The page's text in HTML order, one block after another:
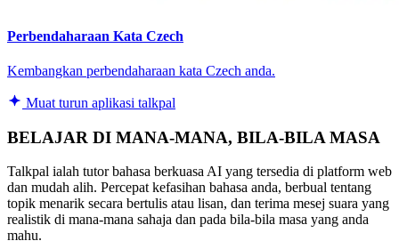
Perbendaharaan Kata Czech
Kembangkan perbendaharaan kata Czech anda.
Muat turun aplikasi talkpal
BELAJAR DI MANA-MANA, BILA-BILA MASA
Talkpal ialah tutor bahasa berkuasa AI yang tersedia di platform web
dan mudah alih. Percepat kefasihan bahasa anda, berbual tentang
topik menarik secara bertulis atau lisan, dan terima mesej suara yang
realistik di mana-mana sahaja dan pada bila-bila masa yang anda
mahu.